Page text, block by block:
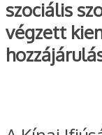
szociális
végzett